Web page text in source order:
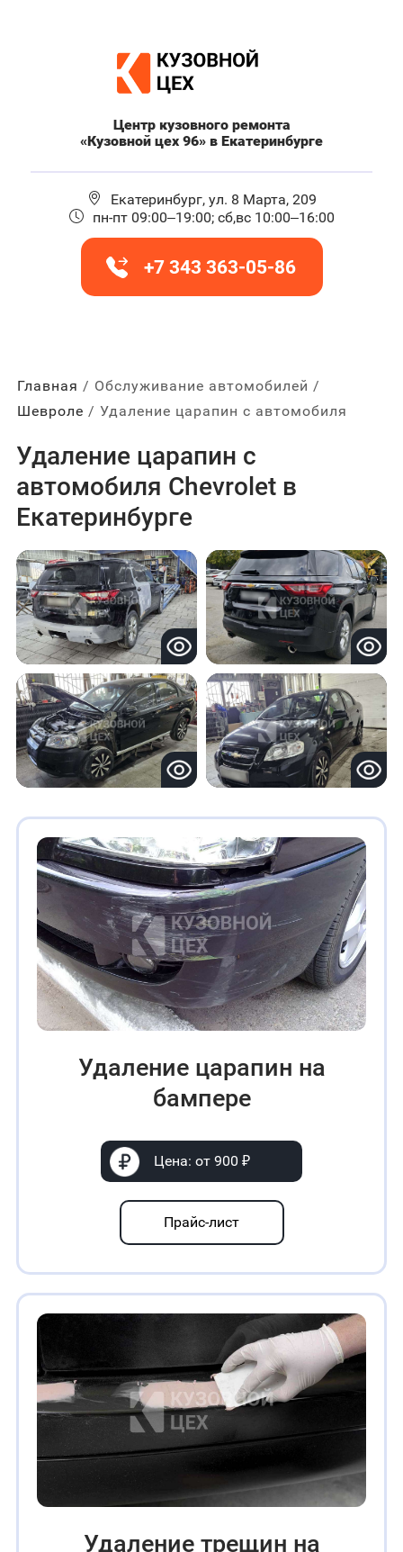
Центр кузовного ремонта
«Кузовной цех 96» в Екатеринбурге
Екатеринбург, ул. 8 Марта, 209
пн-пт 09:00–19:00; сб,вс 10:00–16:00
+7 343 363-05-86
Главная
Обслуживание автомобилей
Шевроле
Удаление царапин с автомобиля
Удаление царапин с
автомобиля Chevrolet в
Екатеринбурге
Удаление царапин на
бампере
Цена: от 900 ₽
Прайс-лист
Удаление трещин на